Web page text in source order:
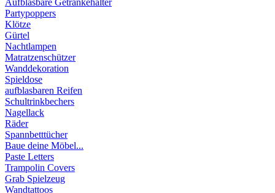
Aufblasbare Getränkehalter
Partypoppers
Klötze
Gürtel
Nachtlampen
Matratzenschützer
Wanddekoration
Spieldose
aufblasbaren Reifen
Schultrinkbechers
Nagellack
Räder
Spannbetttücher
Baue deine Möbel...
Paste Letters
Trampolin Covers
Grab Spielzeug
Wandtattoos